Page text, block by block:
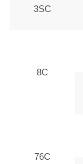
3SC
8C
76C